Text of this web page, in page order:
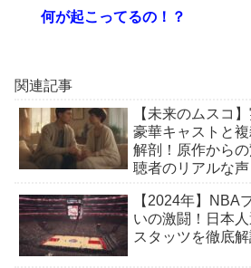
何が起こってるの！？
関連記事
【未来のムスコ
豪華キャストと
解剖！原作から
聴者のリアルな声
【2024年】NBA
いの激闘！日本
スタッツを徹底解